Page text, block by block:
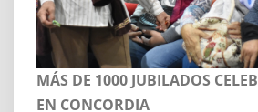
MÁS DE 1000 JUBILADOS
EN CONCORDIA